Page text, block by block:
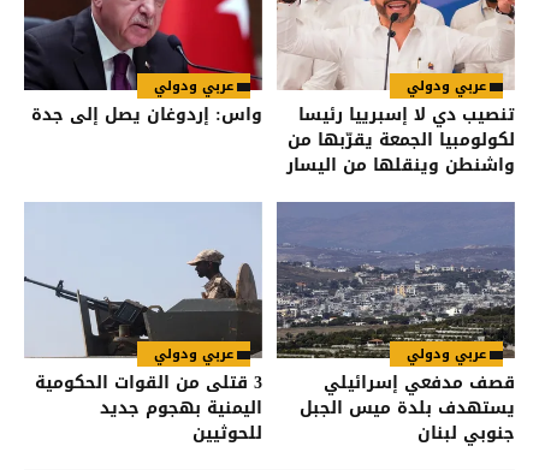
عربي ودولي
تنصيب دي لا إسبرييا رئيسا
لكولومبيا الجمعة يقرّبها من
واشنطن وينقلها من اليسار
عربي ودولي
واس: إردوغان يصل إلى جدة
عربي ودولي
قصف مدفعي إسرائيلي
يستهدف بلدة ميس الجبل
جنوبي لبنان
عربي ودولي
3 قتلى من القوات الحكومية
اليمنية بهجوم جديد
للحوثيين